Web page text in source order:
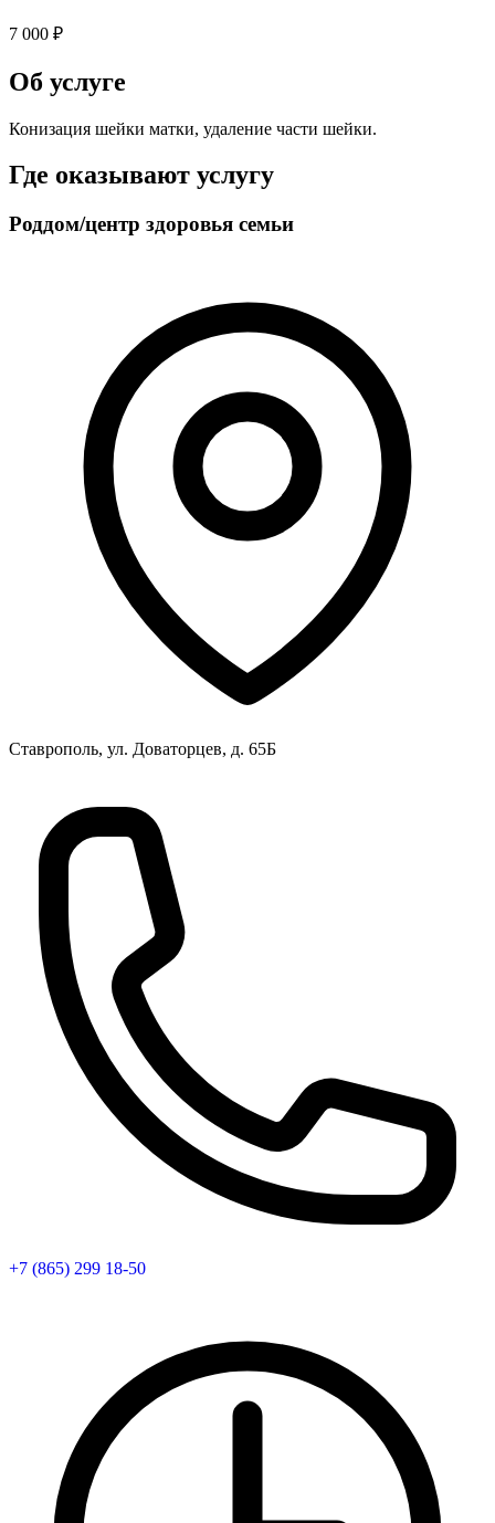
7 000 ₽
Об услуге
Конизация шейки матки, удаление части шейки.
Где оказывают услугу
Роддом/центр здоровья семьи
Ставрополь, ул. Доваторцев, д. 65Б
+7 (865) 299 18-50